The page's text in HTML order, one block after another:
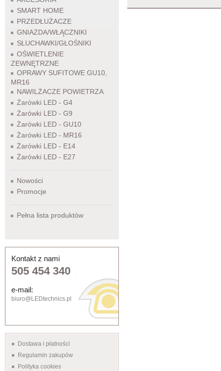
SMART HOME
PRZEDŁUŻACZE
GNIAZDA/WŁĄCZNIKI
SŁUCHAWKI/GŁOŚNIKI
OŚWIETLENIE
ZEWNĘTRZNE
OPRAWY SUFITOWE GU10,
MR16
NAWILŻACZE POWIETRZA
Żarówki LED - G4
Żarówki LED - G9
Żarówki LED - GU10
Żarówki LED - MR16
Żarówki LED - E14
Żarówki LED - E27
Nowości
Promocje
Pełna lista produktów
Kontakt z nami
505 454 340
e-mail:
biuro@LEDtechnics.pl
Dostawa i płatności
Regulamin zakupów
Polityka cookies